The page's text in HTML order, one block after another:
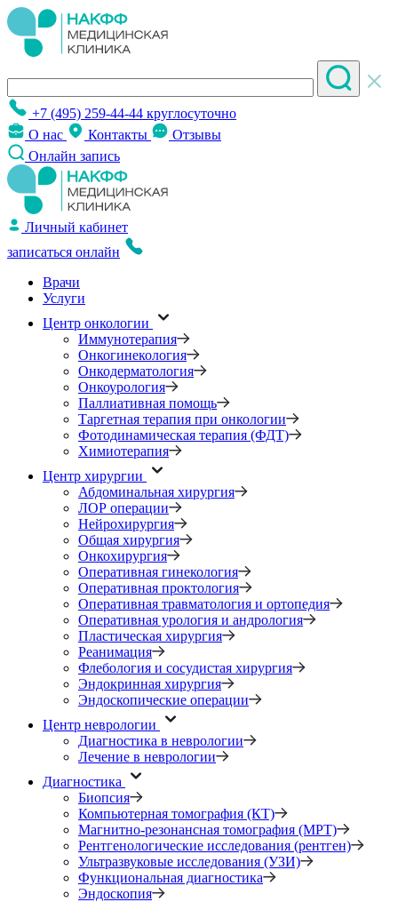
+7 (495) 259-44-44 круглосуточно
О нас
Контакты
Отзывы
Онлайн запись
Личный кабинет
записаться онлайн
Врачи
Услуги
Центр онкологии
Иммунотерапия
Онкогинекология
Онкодерматология
Онкоурология
Паллиативная помощь
Таргетная терапия при онкологии
Фотодинамическая терапия (ФДТ)
Химиотерапия
Центр хирургии
Абдоминальная хирургия
ЛОР операции
Нейрохирургия
Общая хирургия
Онкохирургия
Оперативная гинекология
Оперативная проктология
Оперативная травматология и ортопедия
Оперативная урология и андрология
Пластическая хирургия
Реанимация
Флебология и сосудистая хирургия
Эндокринная хирургия
Эндоскопические операции
Центр неврологии
Диагностика в неврологии
Лечение в неврологии
Диагностика
Биопсия
Компьютерная томография (КТ)
Магнитно-резонансная томография (МРТ)
Рентгенологические исследования (рентген)
Ультразвуковые исследования (УЗИ)
Функциональная диагностика
Эндоскопия